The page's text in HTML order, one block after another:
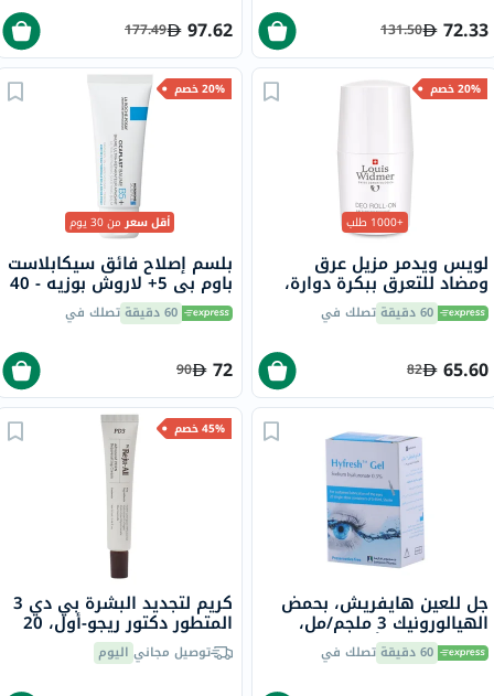
72.33
131.50
97.62
177.49
20% خصم
+1000 طلب
لويس ويدمر مزيل عرق
ومضاد للتعرق ببكرة دوارة،
بدون رائحة، 50 مل
60 دقيقة تصلك في
65.60
82
20% خصم
أقل سعرمن 30 يوم
بلسم إصلاح فائق سيكابلاست
باوم بي 5+ لاروش بوزيه - 40
مل 60 دقيقة تصلك في
72
90
جل للعين هايفريش، بحمض
الهيالورونيك 3 ملجم/مل،
0.45 مل × 20 أنبوبًا 60 دقيقة تصلك في
45% خصم
كريم لتجديد البشرة بي دي 3
المتطور دكتور ريجو-أول، 20
ملتوصيل مجاني اليوم